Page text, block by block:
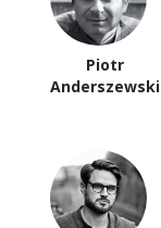
Piotr
Anderszewski